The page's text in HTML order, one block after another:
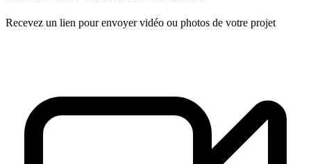
Recevez un lien pour envoyer vidéo ou photos de votre projet